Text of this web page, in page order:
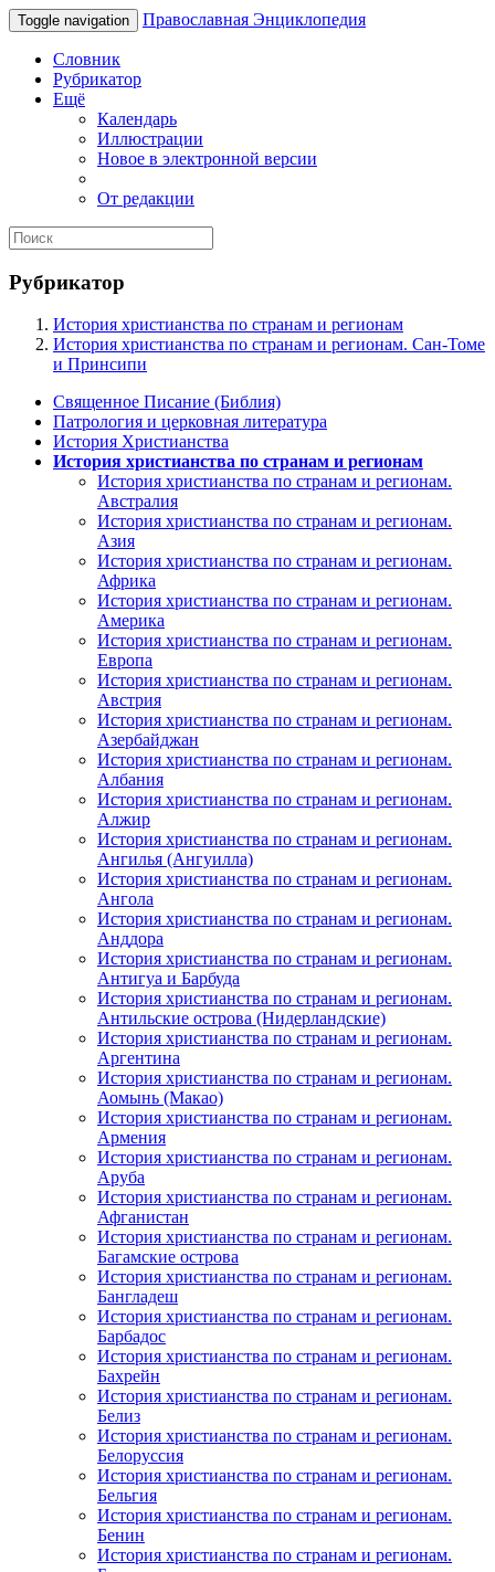
Toggle navigation Православная Энциклопедия
Словник
Рубрикатор
Ещё
Календарь
Иллюстрации
Новое в электронной версии
От редакции
Рубрикатор
История христианства по странам и регионам
История христианства по странам и регионам. Сан-Томе
и Принсипи
Священное Писание (Библия)
Патрология и церковная литература
История Христианства
История христианства по странам и регионам
История христианства по странам и регионам.
Австралия
История христианства по странам и регионам.
Азия
История христианства по странам и регионам.
Африка
История христианства по странам и регионам.
Америка
История христианства по странам и регионам.
Европа
История христианства по странам и регионам.
Австрия
История христианства по странам и регионам.
Азербайджан
История христианства по странам и регионам.
Албания
История христианства по странам и регионам.
Алжир
История христианства по странам и регионам.
Ангилья (Ангуилла)
История христианства по странам и регионам.
Ангола
История христианства по странам и регионам.
Анддора
История христианства по странам и регионам.
Антигуа и Барбуда
История христианства по странам и регионам.
Антильские острова (Нидерландские)
История христианства по странам и регионам.
Аргентина
История христианства по странам и регионам.
Аомынь (Макао)
История христианства по странам и регионам.
Армения
История христианства по странам и регионам.
Аруба
История христианства по странам и регионам.
Афганистан
История христианства по странам и регионам.
Багамские острова
История христианства по странам и регионам.
Бангладеш
История христианства по странам и регионам.
Барбадос
История христианства по странам и регионам.
Бахрейн
История христианства по странам и регионам.
Белиз
История христианства по странам и регионам.
Белоруссия
История христианства по странам и регионам.
Бельгия
История христианства по странам и регионам.
Бенин
История христианства по странам и регионам.